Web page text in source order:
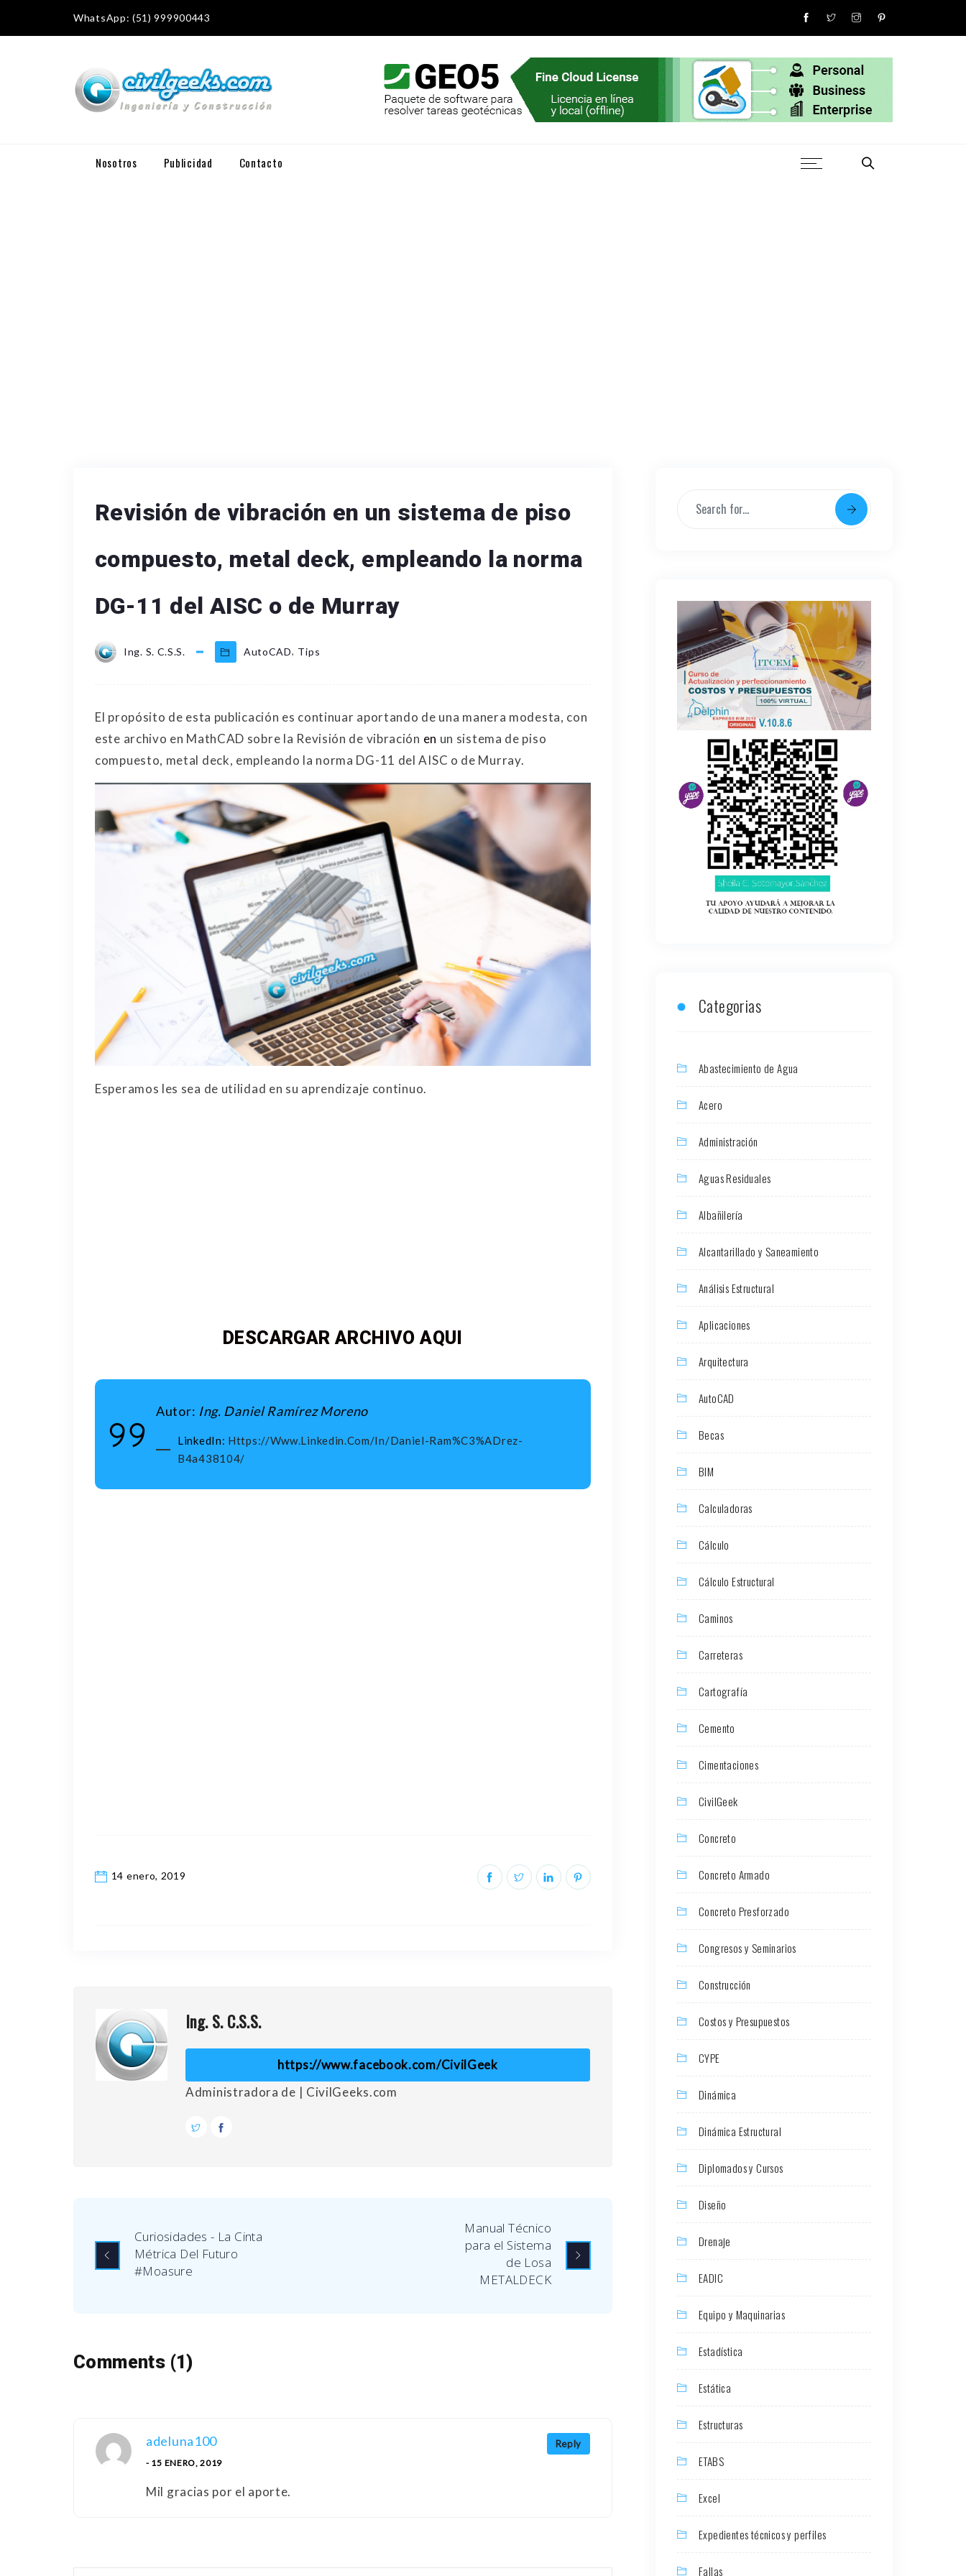
WhatsApp: (51) 999900443
Nosotros Publicidad Contacto
Revisión de vibración en un sistema de piso
compuesto, metal deck, empleando la norma
DG-11 del AISC o de Murray
Ing. S. C.S.S. AutoCAD, Tips
El propósito de esta publicación es continuar aportando de una manera modesta, con
este archivo en MathCAD sobre la Revisión de vibración en un sistema de piso
compuesto, metal deck, empleando la norma DG-11 del AISC o de Murray.
Esperamos les sea de utilidad en su aprendizaje continuo.
DESCARGAR ARCHIVO AQUI
Autor: Ing. Daniel Ramírez Moreno
LinkedIn: Https://www.linkedin.com/in/daniel-Ram%C3%ADrez-
B4a438104/
14 enero, 2019
Ing. S. C.S.S.
https://www.facebook.com/CivilGeek
Administradora de | CivilGeeks.com
Curiosidades - La Cinta
Métrica Del Futuro
#Moasure
Manual Técnico
para el Sistema
de Losa
METALDECK
Comments (1)
Reply
adeluna100
- 15 ENERO, 2019
Mil gracias por el aporte.
Categorias
Abastecimiento de Agua
Acero
Administración
Aguas Residuales
Albañilería
Alcantarillado y Saneamiento
Análisis Estructural
Aplicaciones
Arquitectura
AutoCAD
Becas
BIM
Calculadoras
Cálculo
Cálculo Estructural
Caminos
Carreteras
Cartografía
Cemento
Cimentaciones
CivilGeek
Concreto
Concreto Armado
Concreto Presforzado
Congresos y Seminarios
Construcción
Costos y Presupuestos
CYPE
Dinámica
Dinámica Estructural
Diplomados y Cursos
Diseño
Drenaje
EADIC
Equipo y Maquinarias
Estadística
Estática
Estructuras
ETABS
Excel
Expedientes técnicos y perfiles
Fallas